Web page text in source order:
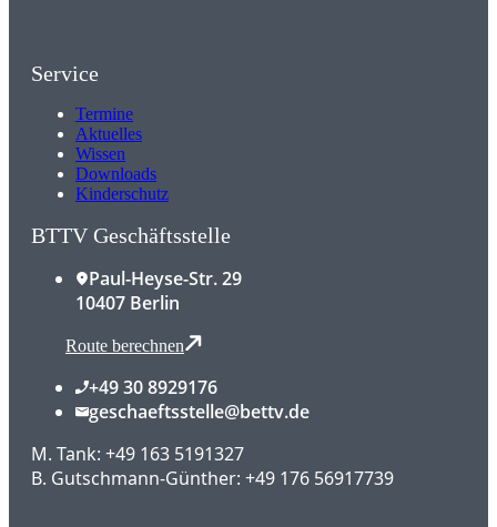
Service
Termine
Aktuelles
Wissen
Downloads
Kinderschutz
BTTV Geschäftsstelle
Paul-Heyse-Str. 29
10407 Berlin
Route berechnen
+49 30 8929176
geschaeftsstelle@bettv.de
M. Tank: +49 163 5191327
B. Gutschmann-Günther: +49 176 56917739